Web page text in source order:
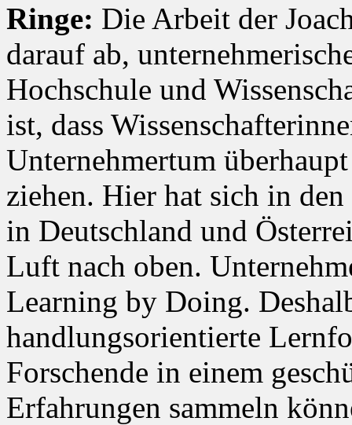
Ringe: Die Arbeit der
darauf ab,
Hochschule und
ist, dass
Unternehmertum
ziehen. Hier hat sich in
in Deutschland und
Luft nach oben.
Learning by Doing.
handlungsorientierte
Forschende in einem
Erfahrungen sammeln